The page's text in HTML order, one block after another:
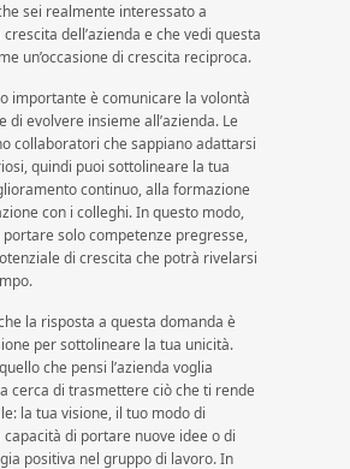
sei realmente interessato a
dell’azienda e che vedi questa
un’occasione di crescita reciproca.
importante è comunicare la volontà
di evolvere insieme all’azienda. Le
collaboratori che sappiano adattarsi
quindi puoi sottolineare la tua
continuo, alla formazione
con i colleghi. In questo modo,
solo competenze pregresse,
di crescita che potrà rivelarsi
la risposta a questa domanda è
per sottolineare la tua unicità.
che pensi l’azienda voglia
cerca di trasmettere ciò che ti rende
la tua visione, il tuo modo di
di portare nuove idee o di
positiva nel gruppo di lavoro. In